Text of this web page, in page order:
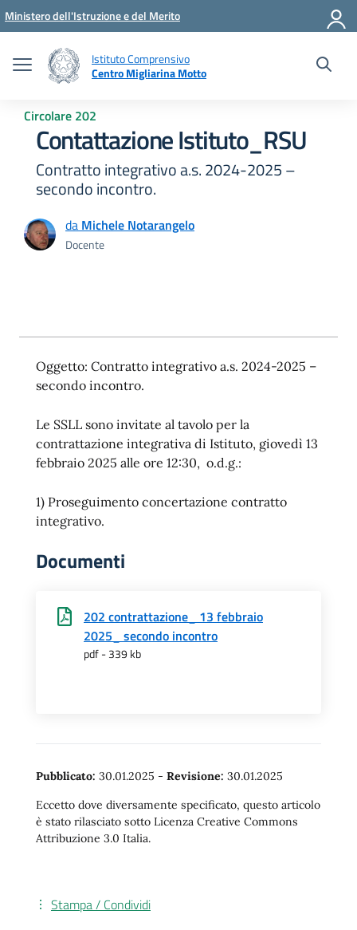
Vai ai contenuti
Vai al menu di navigazione
Vai al footer
Ministero dell'Istruzione e del Merito
Istituto Comprensivo
Centro Migliarina Motto
Circolare 202
Contattazione Istituto_RSU
Contratto integrativo a.s. 2024-2025 –
secondo incontro.
da Michele Notarangelo
Docente
Oggetto: Contratto integrativo a.s. 2024-2025 –
secondo incontro.
Le SSLL sono invitate al tavolo per la
contrattazione integrativa di Istituto, giovedì 13
febbraio 2025 alle ore 12:30, o.d.g.:
1) Proseguimento concertazione contratto
integrativo.
Documenti
202 contrattazione_ 13 febbraio
2025_ secondo incontro
pdf - 339 kb
Pubblicato: 30.01.2025 - Revisione: 30.01.2025
Eccetto dove diversamente specificato, questo articolo
è stato rilasciato sotto Licenza Creative Commons
Attribuzione 3.0 Italia.
Stampa / Condividi